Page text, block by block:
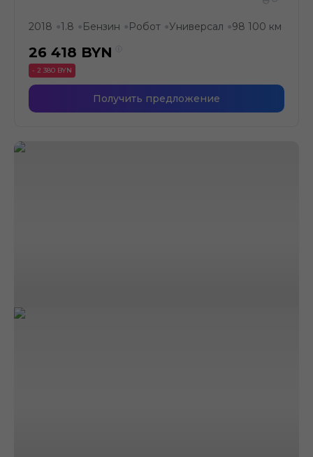
2018 ●1.8 ● Бензин ● Робот ●Универсал ●98 100 км
26 418 BYN
- 2 380 BYN
Получить предложение